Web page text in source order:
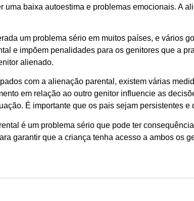
uma baixa autoestima e problemas emocionais. A
um problema sério em muitos países, e vários
e impõem penalidades para os genitores que a
alienado.
com a alienação parental, existem várias
em relação ao outro genitor influencie as
É importante que os pais sejam persistentes
é um problema sério que pode ter
garantir que a criança tenha acesso a ambos os